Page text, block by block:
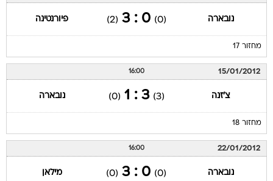
נובארה (0)
0 : 3
(2) פיורנטינה
מחזור 17
15/01/2012
16:00
צ'זנה (3)
3 : 1
(0) נובארה
מחזור 18
22/01/2012
16:00
נובארה (0)
0 : 3
(0) מילאן